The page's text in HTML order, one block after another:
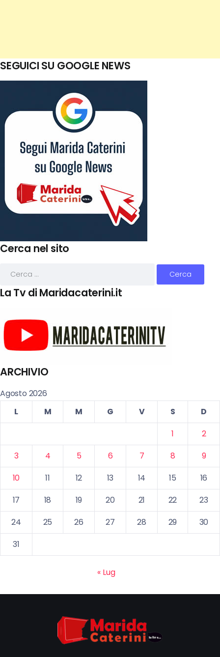
SEGUICI SU GOOGLE NEWS
Cerca nel sito
La Tv di Maridacaterini.it
ARCHIVIO
Agosto 2026
L
M M G V S
D
1
2
3
4 5 6 7 8
9
10
11 12 13 14 15
16
17
18 19 20 21 22
23
24
25 26 27 28 29
30
31
« Lug